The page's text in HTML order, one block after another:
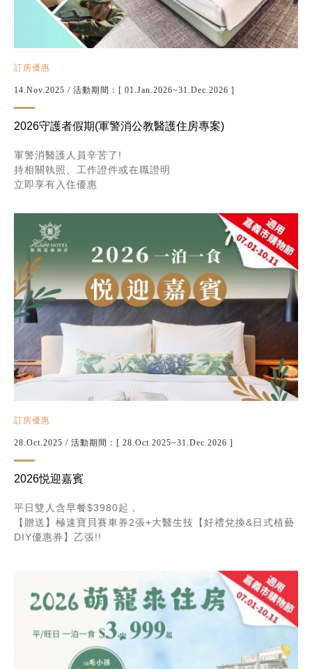
訂房優惠
14.Nov.2025 / 活動期間：[ 01.Jan.2026~31.Dec.2026 ]
2026守護者假期(軍警消公教醫護住房專案)
軍警消醫護人員辛苦了!
持相關執照、工作證件或在職證明
立即享有入住優惠
訂房優惠
28.Oct.2025 / 活動期間：[ 28.Oct.2025~31.Dec.2026 ]
2026悦迎嘉賓
平日雙人含早餐$3980起，
【贈送】極速寶貝賽車券2張+大醫生技【好禮兌換&日式植藝
DIY優惠券】乙張!!